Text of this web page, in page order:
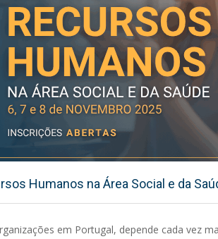
Humanos na Área Social e da
em Portugal, depende cada vez